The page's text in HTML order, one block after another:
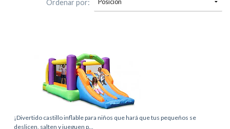
Ordenar por:
¡Divertido castillo inflable para niños que hará que tus pequeños se
deslicen, salten y jueguen p...